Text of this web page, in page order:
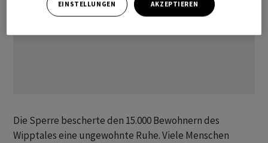
Die Sperre bescherte den 15.000 Bewohnern des
Wipptales eine ungewohnte Ruhe. Viele Menschen
EINSTELLUNGEN AKZEPTIEREN